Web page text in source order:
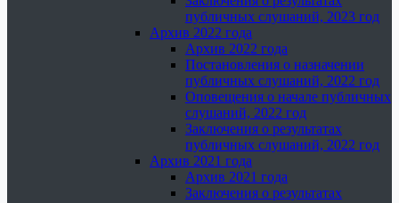
публичных слушаний, 2023 год
Архив 2022 года
Архив 2022 года
Постановления о назначении
публичных слушаний, 2022 год
Оповещения о начале публичных
слушаний, 2022 год
Заключения о результатах
публичных слушаний, 2022 год
Архив 2021 года
Архив 2021 года
Заключения о результатах